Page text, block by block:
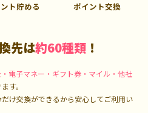
ト貯める ポイント交換
先は約60種類 ！
電子マネー・ギフト券・マイル・他社
す。
だけ交換ができるから安心してご利用い